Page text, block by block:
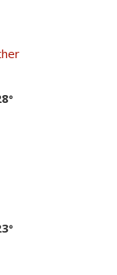
°
°